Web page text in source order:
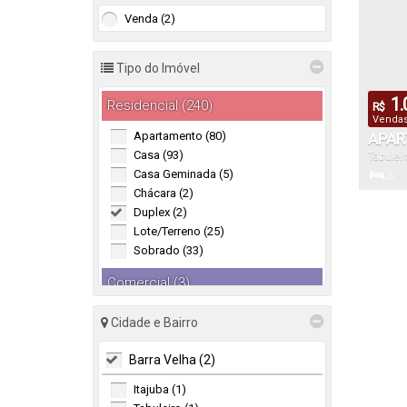
Venda (2)
Tipo do Imóvel
Residencial (240)
Apartamento (80)
Casa (93)
Casa Geminada (5)
Chácara (2)
Duplex (2)
Lote/Terreno (25)
Sobrado (33)
Comercial (3)
Industrial (2)
Galpão (2)
Cidade e Bairro
Barra Velha (2)
Itajuba (1)
R$